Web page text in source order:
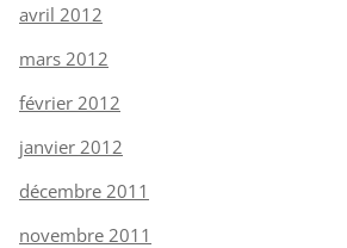
avril 2012
mars 2012
février 2012
janvier 2012
décembre 2011
novembre 2011